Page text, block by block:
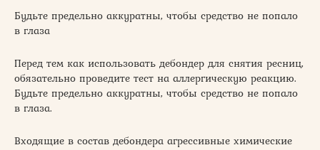
Будьте предельно аккуратны, чтобы средство не попало
в глаза
Перед тем как использовать дебондер для снятия ресниц,
обязательно проведите тест на аллергическую реакцию.
Будьте предельно аккуратны, чтобы средство не попало
в глаза.
Входящие в состав дебондера агрессивные химические